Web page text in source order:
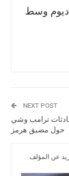
البلاتين والبلاديوم وسط
NEXT POST
مع متابعة محادثات ترامب وشي
حول مضيق هرمز
عن المؤلف